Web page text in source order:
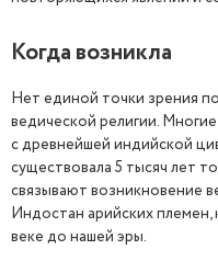
Когда возникла
Нет единой точки зрения
ведической религии.
с древнейшей индийской
существовала 5 тысяч лет
связывают возникновение
Индостан арийских
веке до нашей эры.